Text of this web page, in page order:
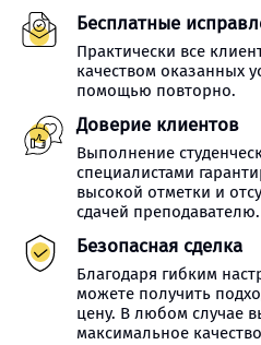
Бесплатные
Практически все
качеством оказанных
помощью повторно.
Доверие клиентов
Выполнение
специалистами
высокой отметки и
сдачей преподавателю.
Безопасная сделка
Благодаря гибким
можете получить
цену. В любом случае
максимальное